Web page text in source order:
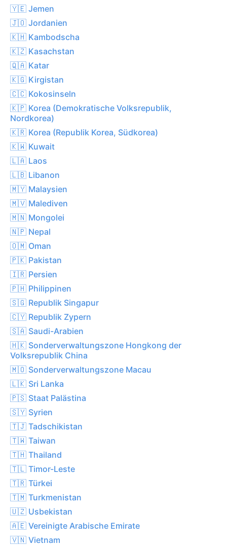
🇾🇪 Jemen
🇯🇴 Jordanien
🇰🇭 Kambodscha
🇰🇿 Kasachstan
🇶🇦 Katar
🇰🇬 Kirgistan
🇨🇨 Kokosinseln
🇰🇵 Korea (Demokratische Volksrepublik,
Nordkorea)
🇰🇷 Korea (Republik Korea, Südkorea)
🇰🇼 Kuwait
🇱🇦 Laos
🇱🇧 Libanon
🇲🇾 Malaysien
🇲🇻 Malediven
🇲🇳 Mongolei
🇳🇵 Nepal
🇴🇲 Oman
🇵🇰 Pakistan
🇮🇷 Persien
🇵🇭 Philippinen
🇸🇬 Republik Singapur
🇨🇾 Republik Zypern
🇸🇦 Saudi-Arabien
🇭🇰 Sonderverwaltungszone Hongkong der
Volksrepublik China
🇲🇴 Sonderverwaltungszone Macau
🇱🇰 Sri Lanka
🇵🇸 Staat Palästina
🇸🇾 Syrien
🇹🇯 Tadschikistan
🇹🇼 Taiwan
🇹🇭 Thailand
🇹🇱 Timor-Leste
🇹🇷 Türkei
🇹🇲 Turkmenistan
🇺🇿 Usbekistan
🇦🇪 Vereinigte Arabische Emirate
🇻🇳 Vietnam